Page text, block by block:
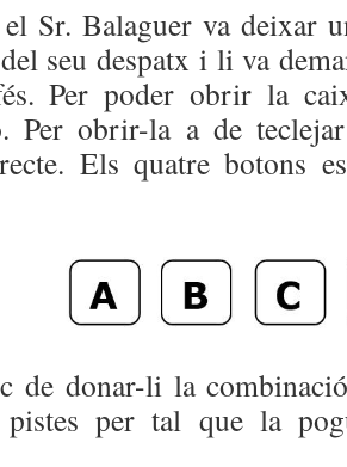
Sr. Balaguer va deixar
seu despatx i li va
Per poder obrir la
Per obrir-la a de
Els quatre botons
de donar-li la
per tal que la